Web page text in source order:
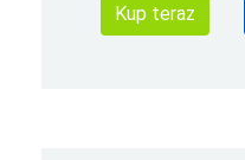
Kup teraz